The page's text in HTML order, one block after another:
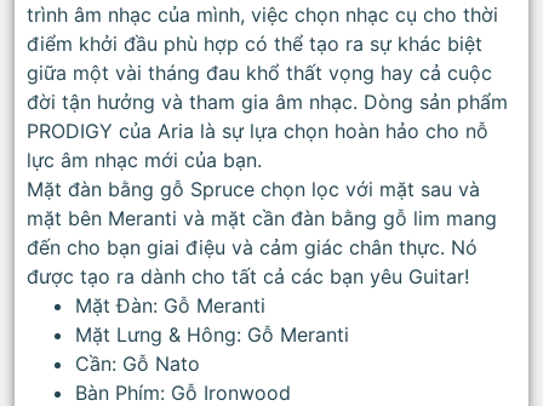
trình âm nhạc của mình, việc chọn nhạc cụ cho thời
điểm khởi đầu phù hợp có thể tạo ra sự khác biệt
giữa một vài tháng đau khổ thất vọng hay cả cuộc
đời tận hưởng và tham gia âm nhạc. Dòng sản phẩm
PRODIGY của Aria là sự lựa chọn hoàn hảo cho nỗ
lực âm nhạc mới của bạn.
Mặt đàn bằng gỗ Spruce chọn lọc với mặt sau và
mặt bên Meranti và mặt cần đàn bằng gỗ lim mang
đến cho bạn giai điệu và cảm giác chân thực. Nó
được tạo ra dành cho tất cả các bạn yêu Guitar!
Mặt Đàn: Gỗ Meranti
Mặt Lưng & Hông: Gỗ Meranti
Cần: Gỗ Nato
Bàn Phím: Gỗ Ironwood